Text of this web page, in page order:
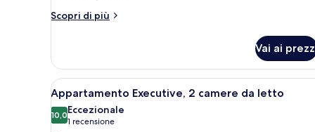
Scopri di più
Altri
1
camera
da
letto
Vai ai
Apri
tutte
le
Una cucina moderna con
8
Appartamento Executive, 2 camere da letto
10,010,0 su 10
Eccezionale
1 recensione
(1